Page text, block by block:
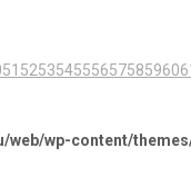
51 525354555657585960
web/wp-content/